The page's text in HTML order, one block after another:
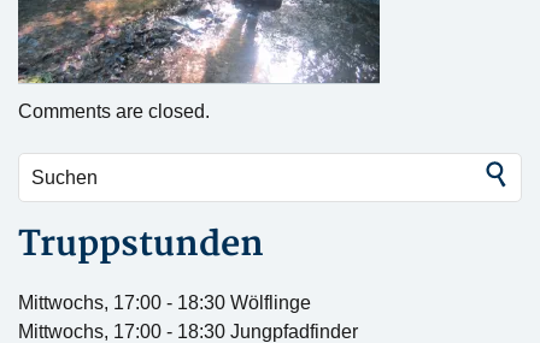
Comments are closed.
Truppstunden
Mittwochs, 17:00 - 18:30 Wölflinge
Mittwochs, 17:00 - 18:30 Jungpfadfinder